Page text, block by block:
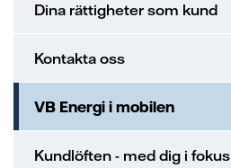
Dina rättigheter som kund
Kontakta oss
VB Energi i mobilen
Kundlöften - med dig i fokus